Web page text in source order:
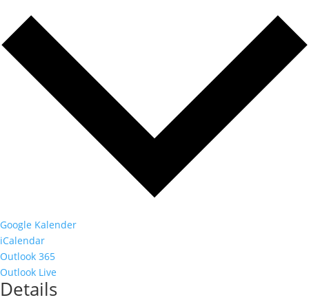
Google Kalender
iCalendar
Outlook 365
Outlook Live
Details